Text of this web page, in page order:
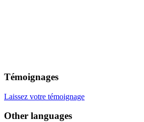
Témoignages
Laissez votre témoignage
Other languages